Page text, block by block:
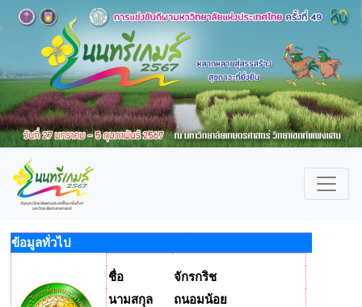
ข้อมูลทั่วไป
ชื่อ
จักรกริช
นามสกุล
ถนอมน้อย